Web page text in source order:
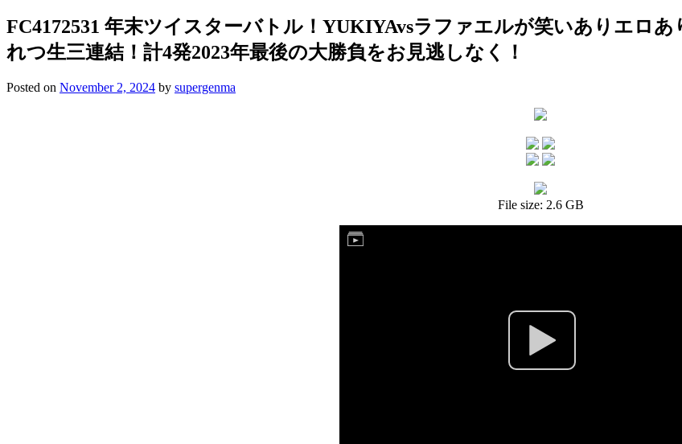
FC4172531 年末ツイスターバトル！YUKIYAvsラファエルが笑いありエロ
れつ生三連結！計4発2023年最後の大勝負をお見逃しなく！
Posted on November 2, 2024 by supergenma
File size: 2.6 GB